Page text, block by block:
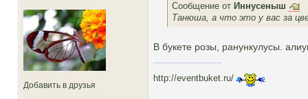
Добавить в друзья
Сообщение от Иннусеныш
Танюша, а что это у вас за
В букете розы, ранункулусы.
http://eventbuket.ru/